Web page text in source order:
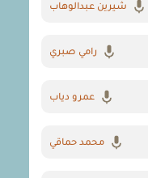
شيرين عبدالوهاب
رامي صبري
عمرو دياب
محمد حماقي